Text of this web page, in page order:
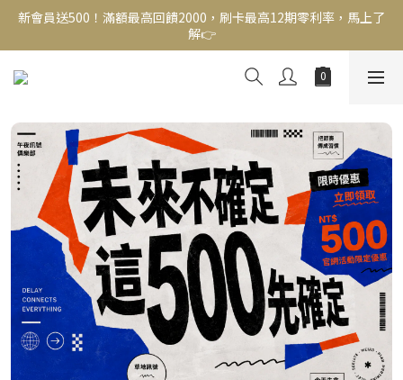
新會員送500！滿額最高回饋2000，刷卡最高12期零利率，馬上了
解👉
新會員送500！滿額最高回饋2000，刷卡最高12期零利率，馬上了
解👉
結帳頁選zingala銀角零卡分期，輕鬆打包
新會員送500！滿額最高回饋2000，刷卡最高12期零利率，馬上了
解👉